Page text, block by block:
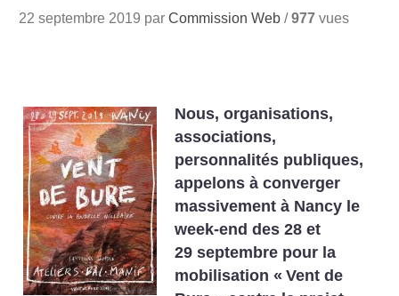
22 septembre 2019 parCommission Web /977 vues
Nous, organisations,
associations,
personnalités publiques,
appelons à converger
massivement à Nancy le
week-end des 28 et
29 septembre pour la
mobilisation « Vent de